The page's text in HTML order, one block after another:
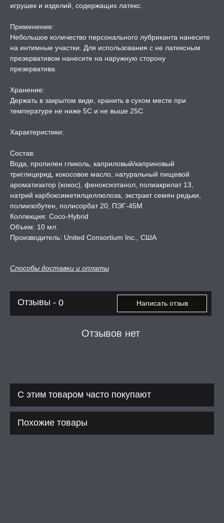
-50%, ТОВАР ЗА
ОБРАЗ
игрушек и изделий, содержащих латекс.
Применение:
Небольшое количество персонального лубриканта нанесите
на интимные участки. Для использования с не латексным
презервативом нанесите на наружную сторону
презерватива.
Хранение:
Держать в закрытом виде, хранить в сухом месте при
температуре не ниже 5С и не выше 25С.
Характеристики:
Состав:
Вода, пропилен гликоль, каприловый/каприновый
триглицерид, кокосовое масло, натуральный пищевой
ароматизатор (кокос), феноксиэтанол, полиакрилат 13,
натрий карбоксиметилцеллюлоза, экстракт семян редьки,
полиизобутен, полисорбат 20, ПЭГ-45М
Коллекция: Coco-Hybrid
Объем: 10 мл.
Производитель: United Consortium Inc., США
Способы доставки и оплаты
Отзывы - 0 Написать отзыв
Отзывов нет
С этим товаром часто покупают
Похожие товары